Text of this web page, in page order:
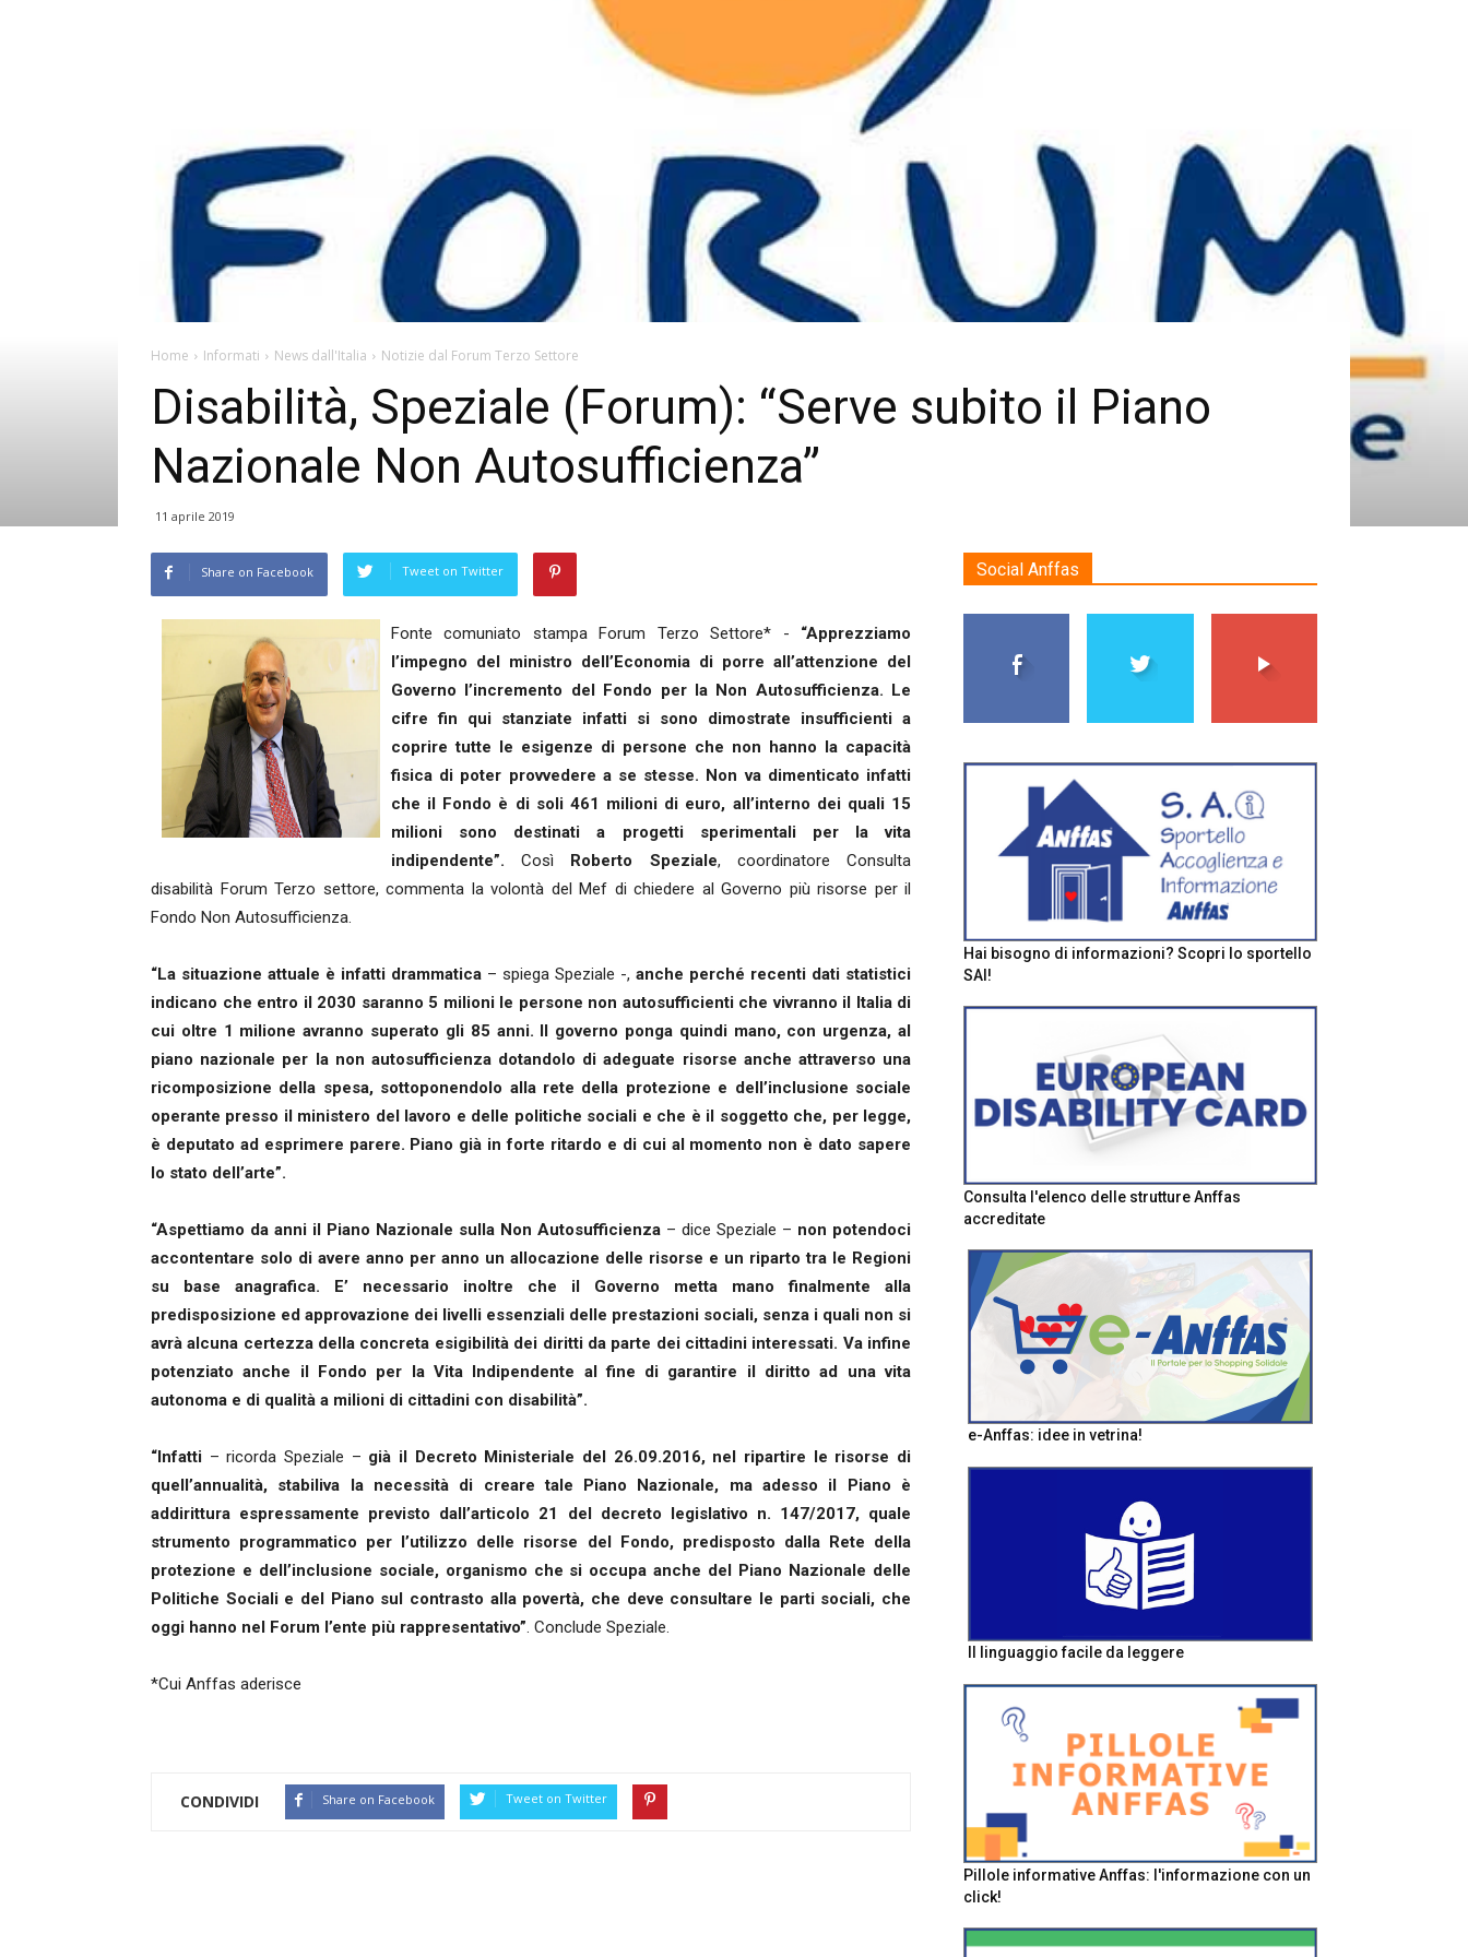
Home Informati News dall'Italia Notizie dal Forum Terzo Settore
Disabilità, Speziale (Forum): “Serve subito il Piano
Nazionale Non Autosufficienza”
11 aprile 2019
Share on Facebook Tweet on Twitter
Fonte comuniato stampa Forum Terzo Settore* - “Apprezziamo
l’impegno del ministro dell’Economia di porre all’attenzione del
Governo l’incremento del Fondo per la Non Autosufficienza. Le
cifre fin qui stanziate infatti si sono dimostrate insufficienti a
coprire tutte le esigenze di persone che non hanno la capacità
fisica di poter provvedere a se stesse. Non va dimenticato infatti
che il Fondo è di soli 461 milioni di euro, all’interno dei quali 15
milioni sono destinati a progetti sperimentali per la vita
indipendente”. Così Roberto Speziale, coordinatore Consulta
disabilità Forum Terzo settore, commenta la volontà del Mef di chiedere al Governo più risorse per il
Fondo Non Autosufficienza.
“La situazione attuale è infatti drammatica – spiega Speziale -, anche perché recenti dati statistici
indicano che entro il 2030 saranno 5 milioni le persone non autosufficienti che vivranno il Italia di
cui oltre 1 milione avranno superato gli 85 anni. Il governo ponga quindi mano, con urgenza, al
piano nazionale per la non autosufficienza dotandolo di adeguate risorse anche attraverso una
ricomposizione della spesa, sottoponendolo alla rete della protezione e dell’inclusione sociale
operante presso il ministero del lavoro e delle politiche sociali e che è il soggetto che, per legge,
è deputato ad esprimere parere. Piano già in forte ritardo e di cui al momento non è dato sapere
lo stato dell’arte”.
“Aspettiamo da anni il Piano Nazionale sulla Non Autosufficienza – dice Speziale – non potendoci
accontentare solo di avere anno per anno un allocazione delle risorse e un riparto tra le Regioni
su base anagrafica. E’ necessario inoltre che il Governo metta mano finalmente alla
predisposizione ed approvazione dei livelli essenziali delle prestazioni sociali, senza i quali non si
avrà alcuna certezza della concreta esigibilità dei diritti da parte dei cittadini interessati. Va infine
potenziato anche il Fondo per la Vita Indipendente al fine di garantire il diritto ad una vita
autonoma e di qualità a milioni di cittadini con disabilità”.
“Infatti – ricorda Speziale – già il Decreto Ministeriale del 26.09.2016, nel ripartire le risorse di
quell’annualità, stabiliva la necessità di creare tale Piano Nazionale, ma adesso il Piano è
addirittura espressamente previsto dall’articolo 21 del decreto legislativo n. 147/2017, quale
strumento programmatico per l’utilizzo delle risorse del Fondo, predisposto dalla Rete della
protezione e dell’inclusione sociale, organismo che si occupa anche del Piano Nazionale delle
Politiche Sociali e del Piano sul contrasto alla povertà, che deve consultare le parti sociali, che
oggi hanno nel Forum l’ente più rappresentativo”. Conclude Speziale.
*Cui Anffas aderisce
CONDIVIDI Share on Facebook Tweet on Twitter
Social Anffas
Hai bisogno di informazioni? Scopri lo sportello
SAI!
Consulta l'elenco delle strutture Anffas
accreditate
e-Anffas: idee in vetrina!
Il linguaggio facile da leggere
Pillole informative Anffas: l'informazione con un
click!